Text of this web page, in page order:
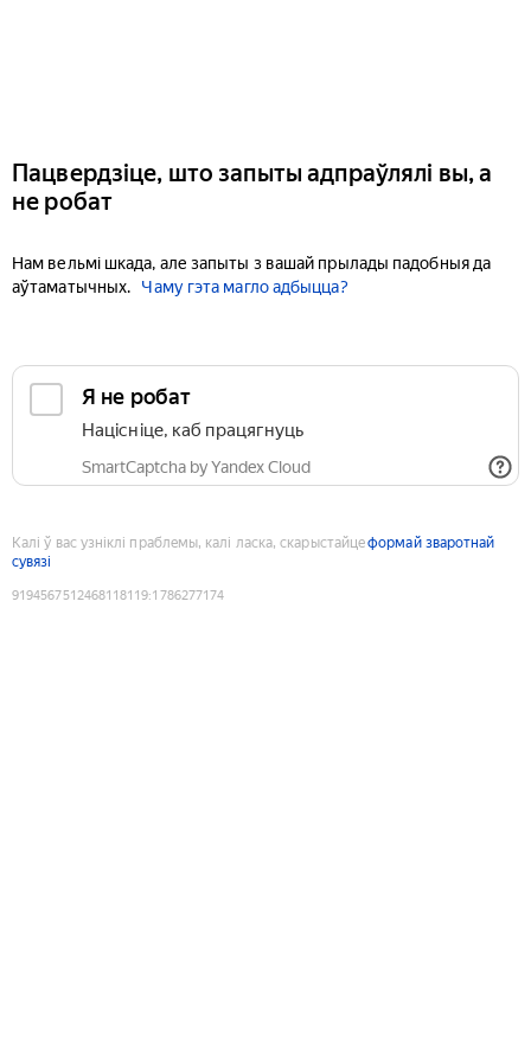
Пацвердзіце, што запыты адпраўлялі вы, а
не робат
Нам вельмі шкада, але запыты з вашай прылады падобныя да
аўтаматычных.
Чаму гэта магло адбыцца?
Я не робат
Націсніце, каб працягнуць
SmartCaptcha by Yandex Cloud
Калі ў вас узніклі праблемы, калі ласка, скарыстайцеформай зваротнай
сувязі
9194567512468118119:1786277174